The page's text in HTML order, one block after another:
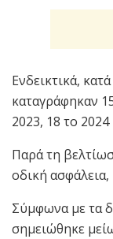
Ενδεικτικά,
καταγράφηκαν
2023, 18 το 2024
Παρά τη
οδική
Σύμφωνα με τα
σημειώθηκε